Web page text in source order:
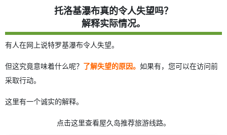
托洛基瀑布真的令人失望吗？
解释实际情况。
有人在网上说特罗基瀑布令人失望。
但这究竟意味着什么呢？ 了解失望的原因。 如果有，您可以在访问前
采取行动。
这里有一个诚实的解释。
点击这里查看屋久岛推荐旅游线路。